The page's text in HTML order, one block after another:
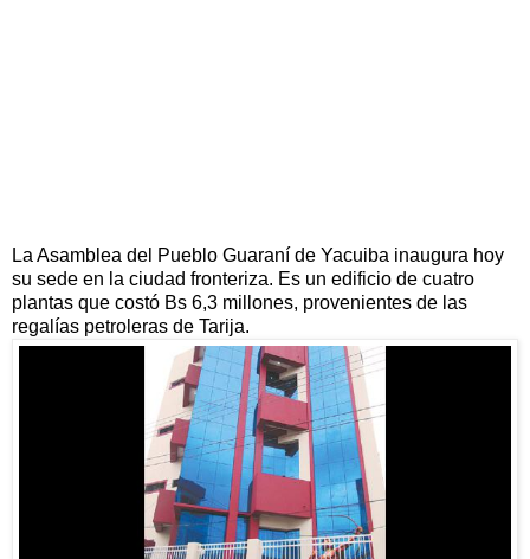
La Asamblea del Pueblo Guaraní de Yacuiba inaugura hoy
su sede en la ciudad fronteriza. Es un edificio de cuatro
plantas que costó Bs 6,3 millones, provenientes de las
regalías petroleras de Tarija.